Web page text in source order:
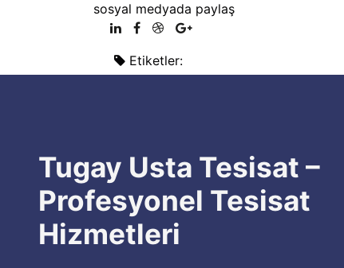
sosyal medyada paylaş
Etiketler:
Tugay Usta Tesisat –
Profesyonel Tesisat
Hizmetleri